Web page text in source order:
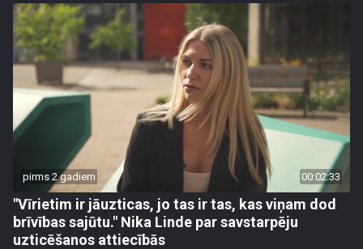
pirms 2 gadiem 00:02:33
"Vīrietim ir jāuzticas, jo tas ir tas, kas viņam dod
brīvības sajūtu." Nika Linde par savstarpēju
uzticēšanos attiecībās